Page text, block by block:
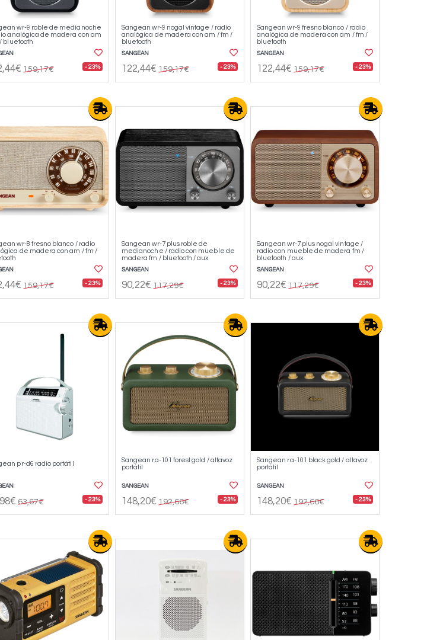
wr-9 roble de medianoche
analógica de madera con am
bluetooth
159,17€ - 23%
Sangean wr-9 nogal vintage / radio
analógica de madera con am / fm /
bluetooth
SANGEAN
122,44€ 159,17€ - 23%
Sangean wr-9 fresno blanco / radio
analógica de madera con am / fm /
bluetooth
SANGEAN
122,44€ 159,17€ - 23%
wr-8 fresno blanco / radio
de madera con am / fm /
159,17€ - 23%
Sangean wr-7 plus roble de
medianoche / radio con mueble de
madera fm / bluetooth / aux
SANGEAN
90,22€ 117,29€ - 23%
Sangean wr-7 plus nogal vintage /
radio con mueble de madera fm /
bluetooth / aux
SANGEAN
90,22€ 117,29€ - 23%
pr-d6 radio portátil
63,67€ - 23%
Sangean ra-101 forest gold / altavoz
portátil
SANGEAN
148,20€ 192,66€ - 23%
Sangean ra-101 black gold / altavoz
portátil
SANGEAN
148,20€ 192,66€ - 23%